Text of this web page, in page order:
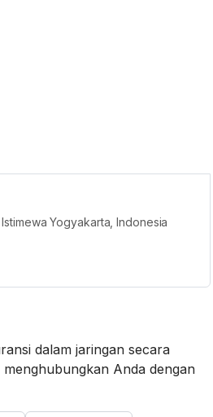
Yogyakarta, Indonesia
dalam jaringan secara
Anda dengan